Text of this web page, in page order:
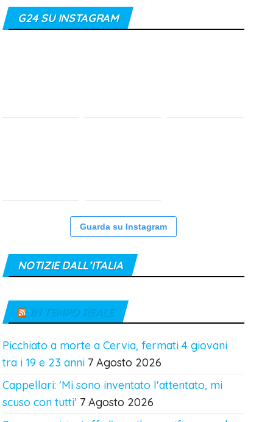
G24 SU INSTAGRAM
Guarda su Instagram
NOTIZIE DALL’ITALIA
IN TEMPO REALE
Picchiato a morte a Cervia, fermati 4 giovani
tra i 19 e 23 anni 7 Agosto 2026
Cappellari: 'Mi sono inventato l'attentato, mi
scuso con tutti' 7 Agosto 2026